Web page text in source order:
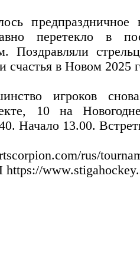
предпраздничное
перетекло в
Поздравляли
в Новом 2025
игроков
10 на
Начало 13.00.
rus/
https://